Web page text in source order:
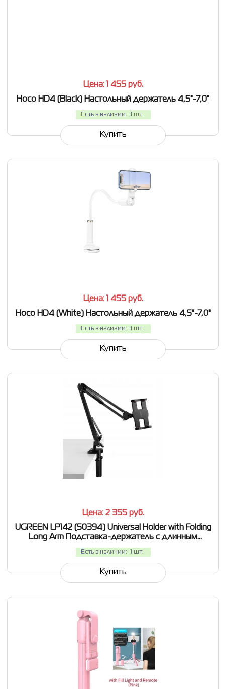
Цена: 1 455 руб.
Hoco HD4 (Black) Настольный держатель 4,5"-7,0"
Есть в наличии: 1 шт.
Купить
Цена: 1 455 руб.
Hoco HD4 (White) Настольный держатель 4,5"-7,0"
Есть в наличии: 1 шт.
Купить
Цена: 2 355 руб.
UGREEN LP142 (50394) Universal Holder with Folding
Long Arm Подставка-держатель с длинным
складным
Есть в наличии: 1 шт.
Купить